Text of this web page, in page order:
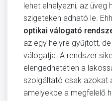
lehet elhelyezni, az üveg
szigeteken adható le.
optikai válogató
az egy helyre gyűjtött,
válogatja. A rendszer
elengedhetetlen a
szolgáltató csak azokat
amelyekbe a megfelelő